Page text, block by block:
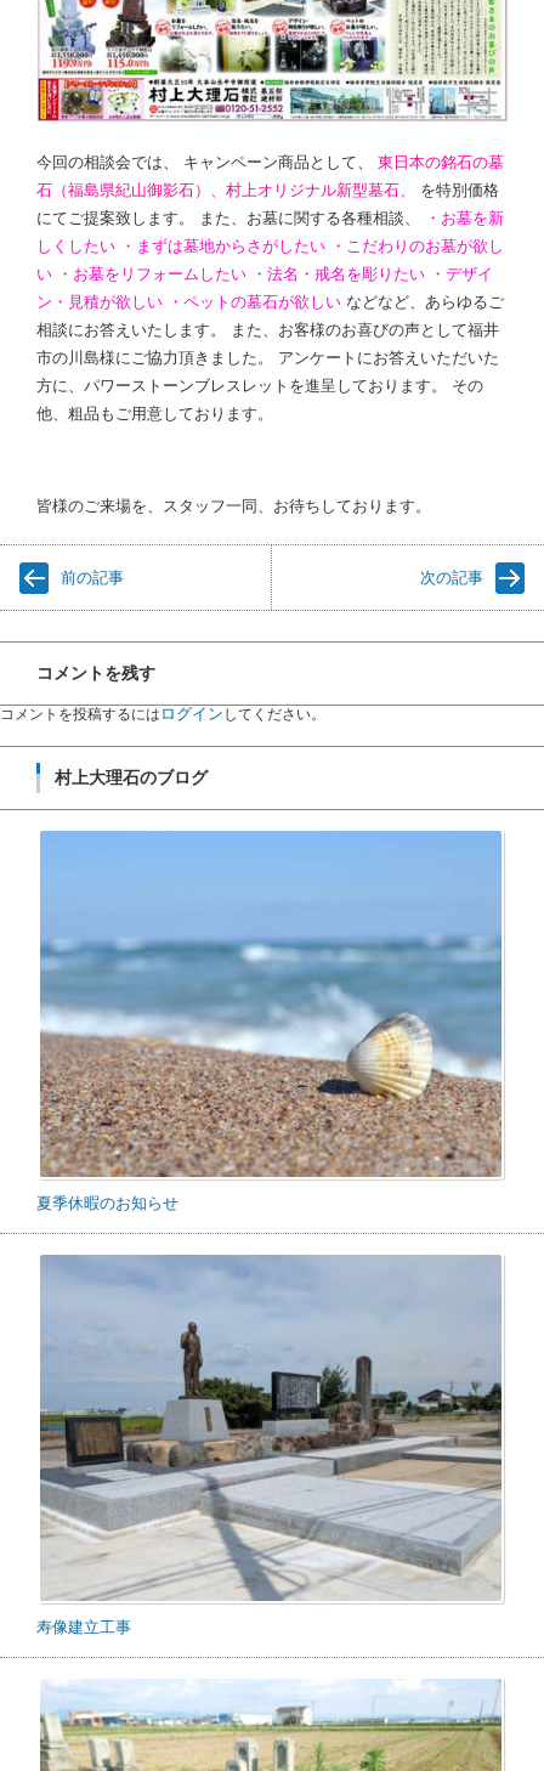
今回の相談会では、 キャンペーン商品として、 東日本の銘石の墓
石（福島県紀山御影石）、村上オリジナル新型墓石、
を特別価格
にてご提案致します。 また、お墓に関する各種相談、
・お墓を新
しくしたい ・まずは墓地からさがしたい ・こだわりのお墓が欲し
い ・お墓をリフォームしたい ・法名・戒名を彫りたい ・デザイ
ン・見積が欲しい ・ペットの墓石が欲しい などなど、あらゆるご
相談にお答えいたします。 また、お客様のお喜びの声として福井
市の川島様にご協力頂きました。 アンケートにお答えいただいた
方に、パワーストーンブレスレットを進呈しております。 その
他、粗品もご用意しております。
皆様のご来場を、スタッフ一同、お待ちしております。
前の記事 次の記事
コメントを残す
コメントを投稿するには ログイン してください。
村上大理石のブログ
夏季休暇のお知らせ
寿像建立工事